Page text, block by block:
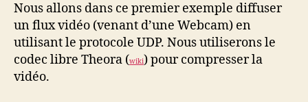
Nous allons dans ce premier exemple diffuser
un flux vidéo (venant d’une Webcam) en
utilisant le protocole UDP. Nous utiliserons le
codec libre Theora (wiki) pour compresser la
vidéo.